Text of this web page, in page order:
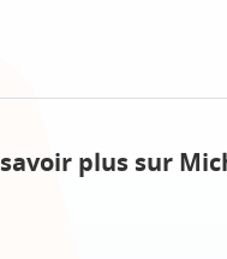
plus sur